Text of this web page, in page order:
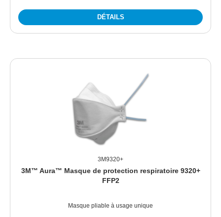
DÉTAILS
3M9320+
3M™ Aura™ Masque de protection respiratoire 9320+
FFP2
Masque pliable à usage unique